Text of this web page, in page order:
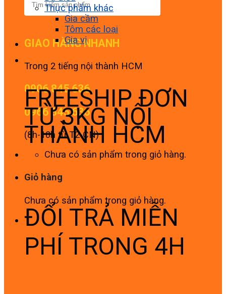
GIAO HÀNG NHANH
Trong 2 tiếng nội thành HCM
0906 845 636
0966 845 636
(8h-18h từ T2-CN)
Chưa có sản phẩm trong giỏ hàng.
Giỏ hàng
Chưa có sản phẩm trong giỏ hàng.
Thực phẩm khác
Gia cầm
Tôm các loại
Gia vị
FREESHIP ĐƠN
TỪ 3KG NỘI
THÀNH HCM
ĐỔI TRẢ MIỄN
PHÍ TRONG 4H